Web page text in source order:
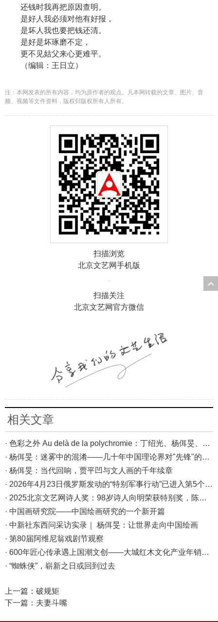
还钱时我再把原因查明。
是好人我必须对他有好报，
是坏人我也要把钱还清。
是好是坏琢磨不定，
更不见姑父来心更难平。
（编辑：王日立）
注：本网发表的所有内容，均为原作者的观点。凡本网转载的文章、图片、音
频、视频等文件资料，版权归版权所有人所有。
扫描浏览
北京文艺网手机版
扫描关注
北京文艺网官方微信
相关文章
· 色彩之外 Au delà de la polychromie：丁绍光、杨佴旻、Alain Cardenas·Castro巴黎展
· 杨佴旻：迷雾中的混淆——几十年中国理论界对"先锋"的误读，对创作的误导
· 杨佴旻：当代回响，贾平凹与文人画的千年续章
· 2026年4月23日俄罗斯发动的“特别军事行动”已进入第5个年头，俄乌局势最新综述
· 2025北京文艺网诗人奖：98岁诗人向明荣获特别奖，陈东东荣获诗人奖，茱萸荣获年度诗人奖！
· 中国画研究院——中国绘画研究的一个新开篇
· 中新社东西问采访实录｜ 杨佴旻：让世界走向中国绘画
· 第80届阿维尼翁戏剧节观察
· 600年匠心传承遇上国潮文创——大城红木文化产业年销80亿的“火”与“活”
· “蜘蛛侠”，崭新之日或回到过去
上一篇： 破规矩
下一篇： 夫妻斗嘴